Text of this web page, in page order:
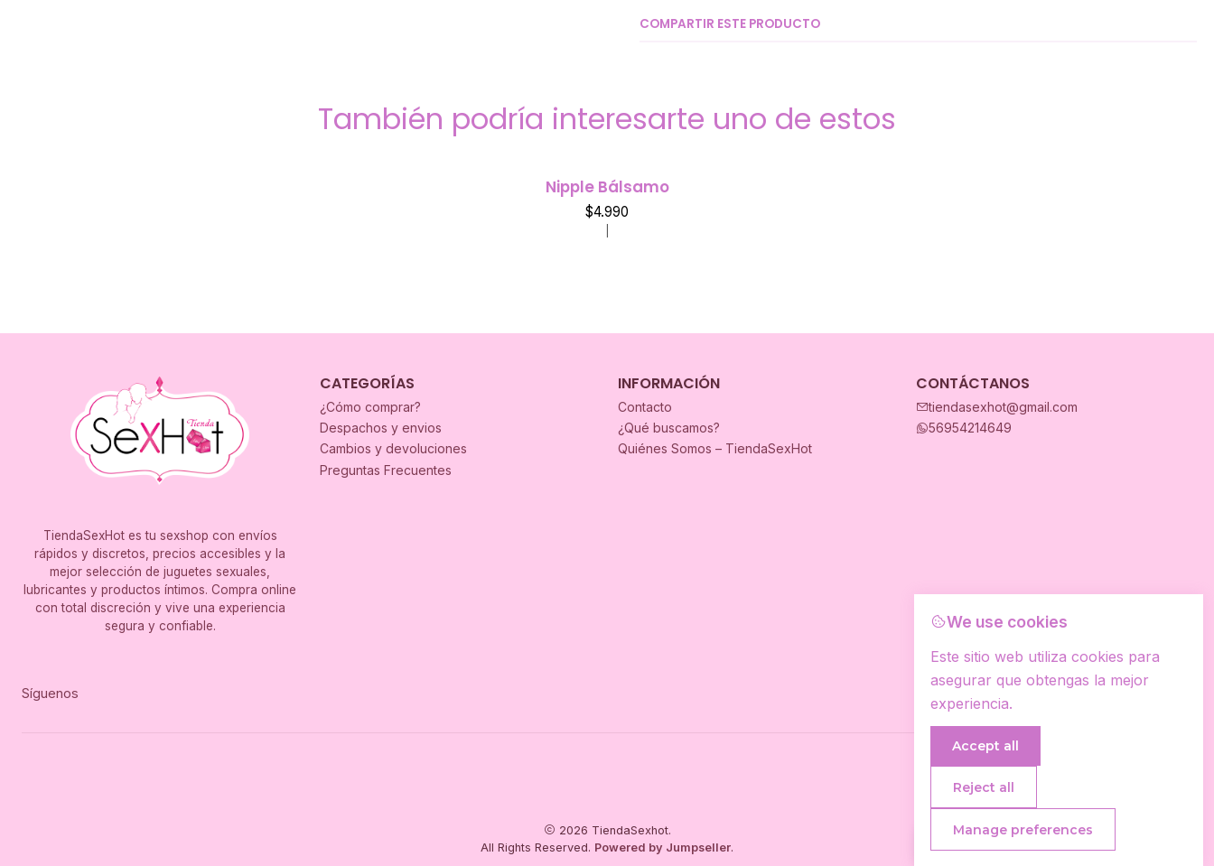
COMPARTIR ESTE PRODUCTO
También podría interesarte uno de estos
Nipple Bálsamo
$4.990
TiendaSexHot es tu sexshop con envíos
rápidos y discretos, precios accesibles y la
mejor selección de juguetes sexuales,
lubricantes y productos íntimos. Compra online
con total discreción y vive una experiencia
segura y confiable.
Síguenos
CATEGORÍAS
¿Cómo comprar?
Despachos y envios
Cambios y devoluciones
Preguntas Frecuentes
INFORMACIÓN
Contacto
¿Qué buscamos?
Quiénes Somos – TiendaSexHot
CONTÁCTANOS
tiendasexhot@gmail.com
56954214649
2026 TiendaSexhot.
All Rights Reserved. Powered by Jumpseller.
We use cookies
Este sitio web utiliza cookies para
asegurar que obtengas la mejor
experiencia.
Accept all
Reject all
Manage preferences